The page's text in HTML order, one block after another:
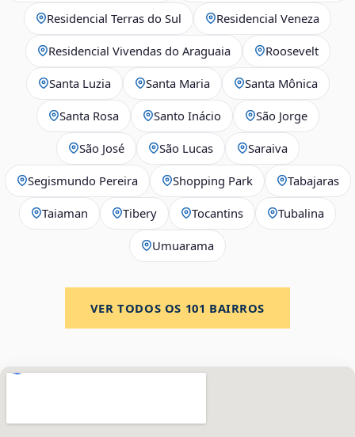
Residencial Terras do Sul Residencial Veneza
Residencial Vivendas do Araguaia Roosevelt
Santa Luzia Santa Maria Santa Mônica
Santa Rosa Santo Inácio São Jorge
São José São Lucas Saraiva
Segismundo Pereira Shopping Park Tabajaras
Taiaman Tibery Tocantins Tubalina
Umuarama
VER TODOS OS 101 BAIRROS